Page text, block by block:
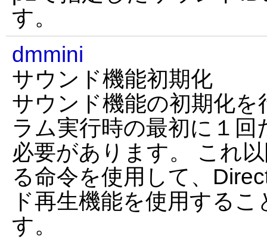
す。
dmmini
サウンド機能初期化
サウンド機能の初期化
ラム実行時の最初に１
必要があります。 これ
る命令を使用して、
ド再生機能を使用する
す。